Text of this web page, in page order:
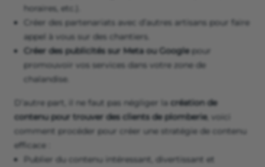
horaires, etc.).
Créer des partenariats avec d’autres artisans pour faire
appel à vous sur des chantiers.
Créer des publicités sur Meta ou Googlepour
promouvoir vos services dans votre zone de
chalandise.
D’autre part, il ne faut pas négliger la création de
contenu pour trouver des clients de plomberie, voici
comment procéder pour créer une stratégie de contenu
efficace :
Publier du contenu intéressant, divertissant et